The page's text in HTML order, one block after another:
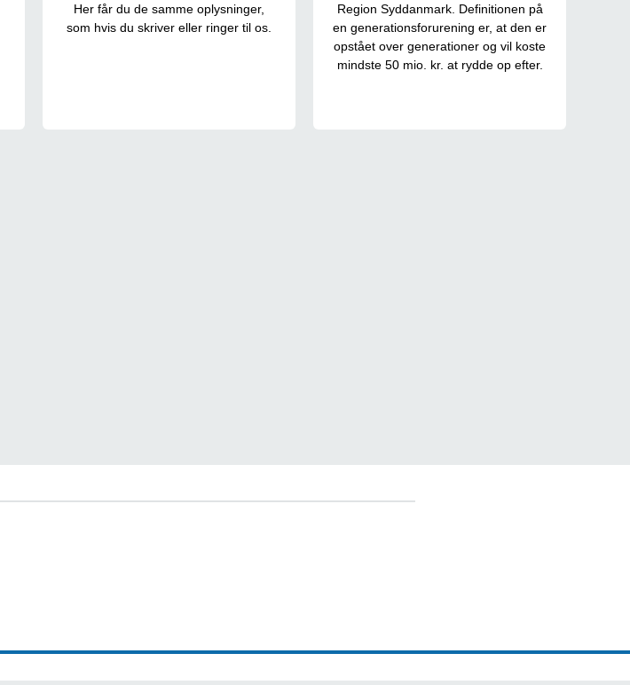
Her får du de samme oplysninger,
som hvis du skriver eller ringer til os.
Region Syddanmark. Definitionen på
en generationsforurening er, at den er
opstået over generationer og vil koste
mindste 50 mio. kr. at rydde op efter.